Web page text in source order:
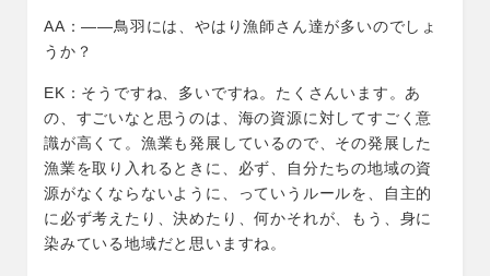
AA：――鳥羽には、やはり漁師さん達が多いのでしょ
うか？
EK：そうですね、多いですね。たくさんいます。あ
の、すごいなと思うのは、海の資源に対してすごく意
識が高くて。漁業も発展しているので、その発展した
漁業を取り入れるときに、必ず、自分たちの地域の資
源がなくならないように、っていうルールを、自主的
に必ず考えたり、決めたり、何かそれが、もう、身に
染みている地域だと思いますね。